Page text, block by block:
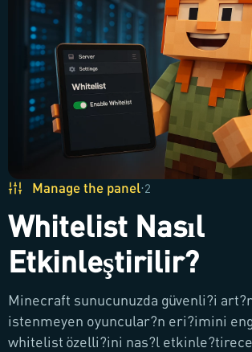
Manage the panel·2
Whitelist Nasıl
Etkinleştirilir?
Minecraft sunucunuzda güvenli?i
istenmeyen oyuncular?n eri?imini
whitelist özelli?ini nas?l